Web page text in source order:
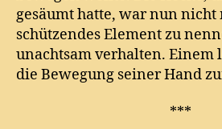
gesäumt hatte, war nun nicht
schützendes Element zu
unachtsam verhalten. Einem
die Bewegung seiner Hand
***